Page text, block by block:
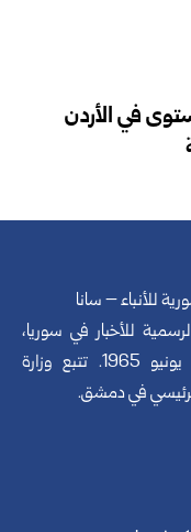
في الأردن
للأنباء – سانا
للأخبار في سوريا،
تأسست في 24 يونيو 1965. تتبع وزارة
في دمشق.